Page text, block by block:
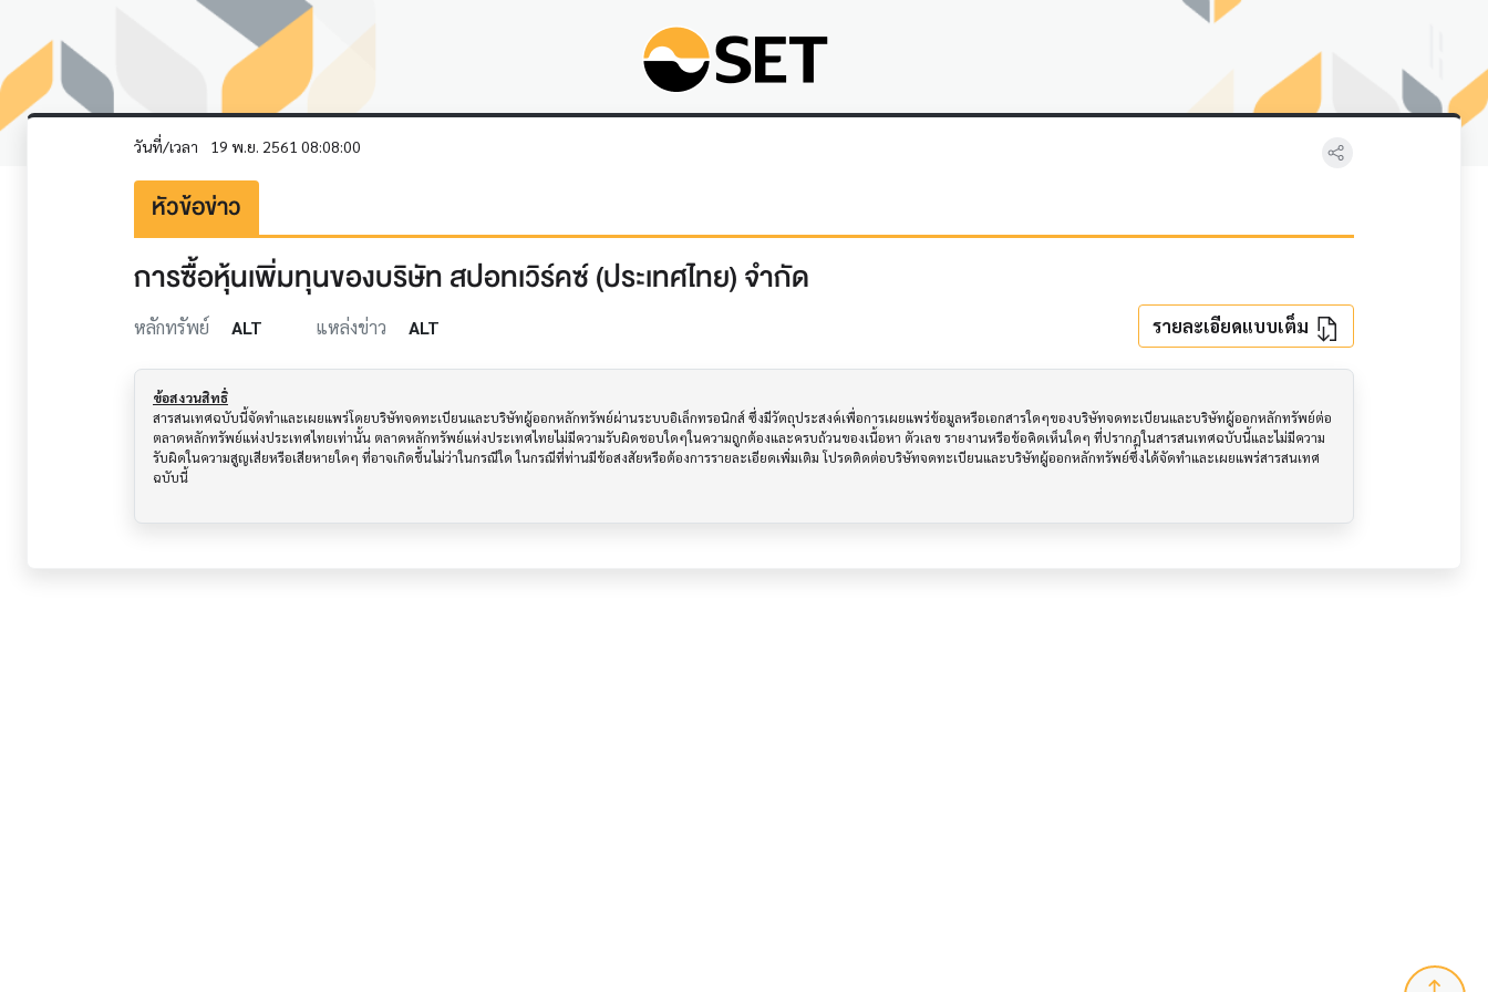
วันที่/เวลา 19 พ.ย. 2561 08:08:00
หัวข้อข่าว
การซื้อหุ้นเพิ่มทุนของบริษัท สปอทเวิร์คซ์ (ประเทศไทย) จำกัด
หลักทรัพย์ ALT แหล่งข่าว ALT รายละเอียดแบบเต็ม
ข้อสงวนสิทธิ์
สารสนเทศฉบับนี้จัดทำและเผยแพร่โดยบริษัทจดทะเบียนและบริษัทผู้ออกหลักทรัพย์ผ่านระบบอิเล็กทรอนิกส์ ซึ่งมีวัตถุประสงค์เพื่อการเผยแพร่ข้อมูลหรือเอกสารใดๆของบริษัทจดทะเบียนและบริษัทผู้ออกหลักทรัพย์ต่อ
ตลาดหลักทรัพย์แห่งประเทศไทยเท่านั้น ตลาดหลักทรัพย์แห่งประเทศไทยไม่มีความรับผิดชอบใดๆในความถูกต้องและครบถ้วนของเนื้อหา ตัวเลข รายงานหรือข้อคิดเห็นใดๆ ที่ปรากฎในสารสนเทศฉบับนี้และไม่มีความ
รับผิดในความสูญเสียหรือเสียหายใดๆ ที่อาจเกิดขึ้นไม่ว่าในกรณีใด ในกรณีที่ท่านมีข้อสงสัยหรือต้องการรายละเอียดเพิ่มเติม โปรดติดต่อบริษัทจดทะเบียนและบริษัทผู้ออกหลักทรัพย์ซึ่งได้จัดทำและเผยแพร่สารสนเทศ
ฉบับนี้